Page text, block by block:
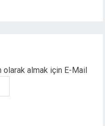
almak için E-Mail